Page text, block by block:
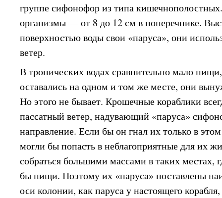
группе сифонофор из типа
организмы — от 8 до 12 см в поперечнике.
поверхностью воды свои «паруса», они
ветер.
В тропических водах сравнительно мало
оставались на одном и том же месте, они
Но этого не бывает. Крошечные кораблики
пассатный ветер, надувающий «паруса»
направление. Если бы он гнал их только в
могли бы попасть в неблагоприятные для их
собраться большими массами в таких местах,
бы пищи. Поэтому их «паруса» поставлены
оси колонии, как паруса у настоящего